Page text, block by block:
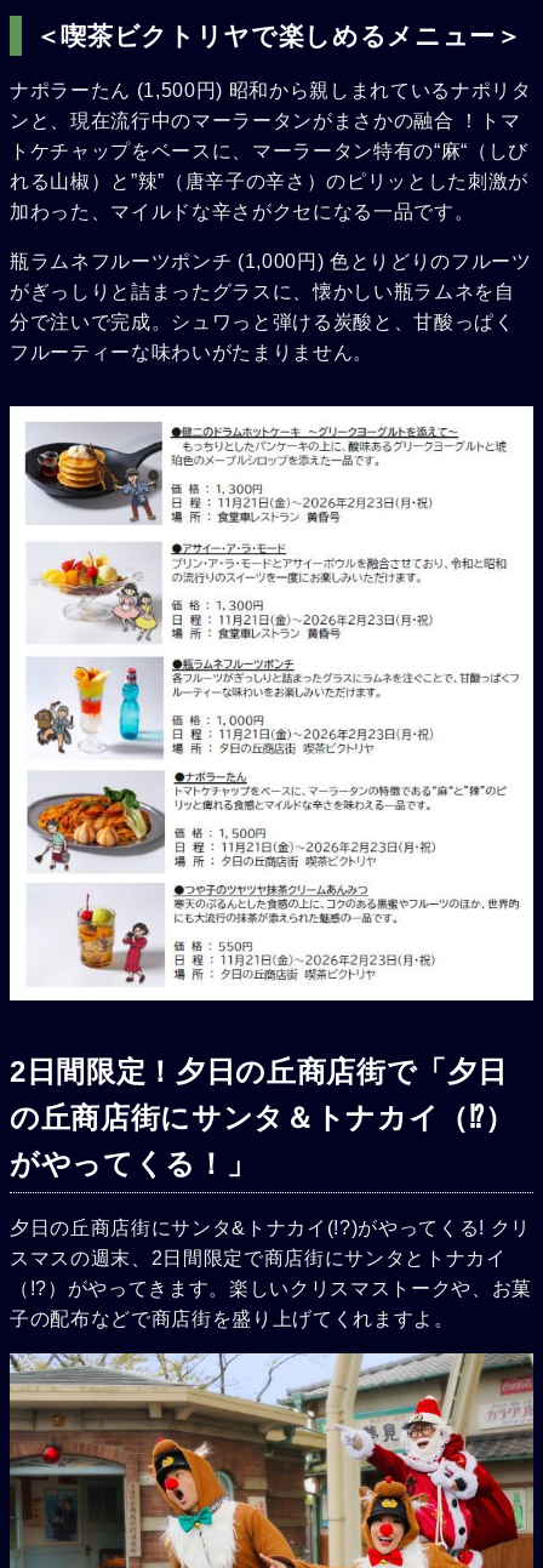
＜喫茶ビクトリヤで楽しめるメニュー＞
ナポラーたん (1,500円) 昭和から親しまれているナポリタ
ンと、現在流行中のマーラータンがまさかの融合 ！トマ
トケチャップをベースに、マーラータン特有の“麻“（しび
れる山椒）と”辣”（唐辛子の辛さ）のピリッとした刺激が
加わった、マイルドな辛さがクセになる一品です。
瓶ラムネフルーツポンチ (1,000円) 色とりどりのフルーツ
がぎっしりと詰まったグラスに、懐かしい瓶ラムネを自
分で注いで完成。シュワっと弾ける炭酸と、甘酸っぱく
フルーティーな味わいがたまりません。
2日間限定！夕日の丘商店街で「夕日
の丘商店街にサンタ＆トナカイ（⁉）
がやってくる！」
夕日の丘商店街にサンタ&トナカイ(!?)がやってくる! クリ
スマスの週末、2日間限定で商店街にサンタとトナカイ
（!?）がやってきます。楽しいクリスマストークや、お菓
子の配布などで商店街を盛り上げてくれますよ。